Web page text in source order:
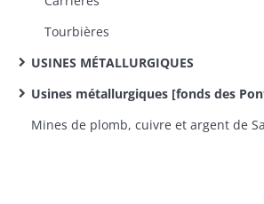
Tourbières
USINES MÉTALLURGIQUES
Usines métallurgiques [fonds des